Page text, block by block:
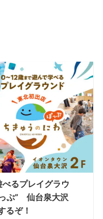
るプレイグラウ
ぷ” 仙台泉大沢
るぞ！